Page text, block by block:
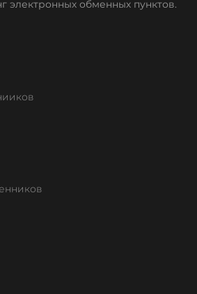
электронных обменных пунктов.